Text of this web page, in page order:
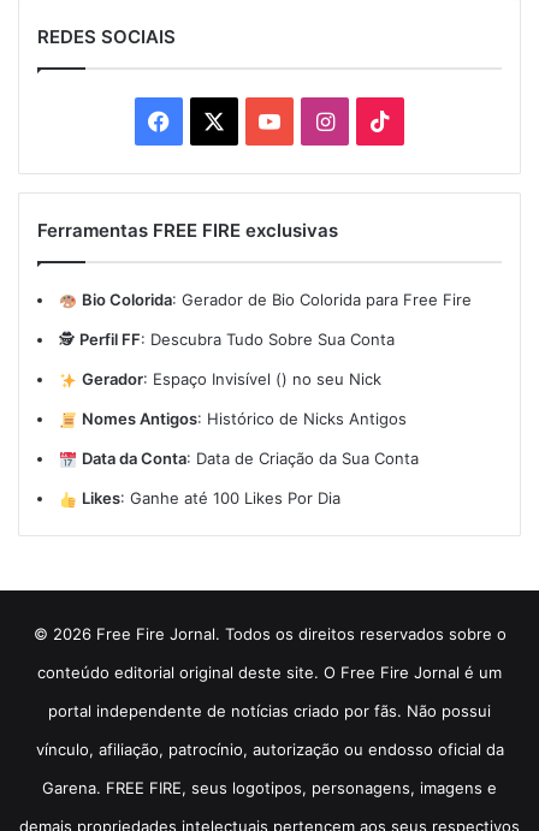
REDES SOCIAIS
Facebook YouTubeInstagram
Ferramentas FREE FIRE exclusivas
Bio Colorida: Gerador de Bio Colorida para Free Fire
🕵️ Perfil FF: Descubra Tudo Sobre Sua Conta
Gerador: Espaço Invisível (ㅤ) no seu Nick
Nomes Antigos: Histórico de Nicks Antigos
Data da Conta: Data de Criação da Sua Conta
Likes: Ganhe até 100 Likes Por Dia
© 2026 Free Fire Jornal. Todos os direitos reservados sobre o
conteúdo editorial original deste site. O Free Fire Jornal é um
portal independente de notícias criado por fãs. Não possui
vínculo, afiliação, patrocínio, autorização ou endosso oficial da
Garena. FREE FIRE, seus logotipos, personagens, imagens e
demais propriedades intelectuais pertencem aos seus respectivos